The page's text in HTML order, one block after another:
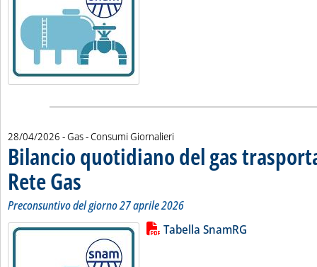
28/04/2026 - Gas - Consumi Giornalieri
Bilancio quotidiano del gas
Rete Gas . Sottotitolo: Preconsuntivo del giorno 27 aprile 2026
. Pubblicata martedì 28 aprile 2026 alle 11.7.
Preconsuntivo del giorno 27 aprile 2026
Leggi tutta la notizia: 'Bilancio
Lista allegati PDF alla notiziaTabella SnamRG